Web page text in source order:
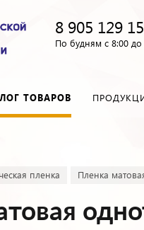
8 905 129
По будням с 8:00 до
ТОВАРОВ
пленка Пленка